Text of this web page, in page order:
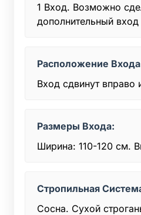
1 Вход. Возможно
дополнительный
Расположение
Вход сдвинут вправо
Размеры Входа:
Ширина: 110-120 см.
Стропильная
Сосна. Сухой